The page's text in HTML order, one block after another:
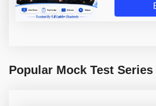
Popular Mock Test Series